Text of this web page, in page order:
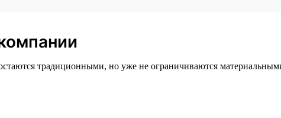
традиционными, но уже не ограничиваются